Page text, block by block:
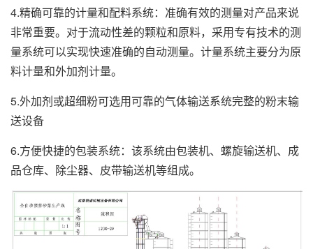
4.精确可靠的计量和配料系统：准确有效的测量对产品来说
非常重要。对于流动性差的颗粒和原料，采用专有技术的测
量系统可以实现快速准确的自动测量。计量系统主要分为原
料计量和外加剂计量。
5.外加剂或超细粉可选用可靠的气体输送系统完整的粉末输
送设备
6.方便快捷的包装系统：该系统由包装机、螺旋输送机、成
品仓库、除尘器、皮带输送机等组成。